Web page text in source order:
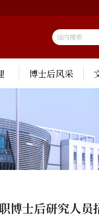
博士后风采
博士后研究人员